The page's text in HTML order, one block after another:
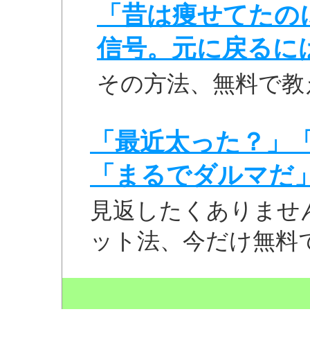
「昔は痩せてた
信号。元に戻るに
その方法、無料で
「最近太った？
「まるでダルマだ
見返したくありま
ット法、今だけ無料